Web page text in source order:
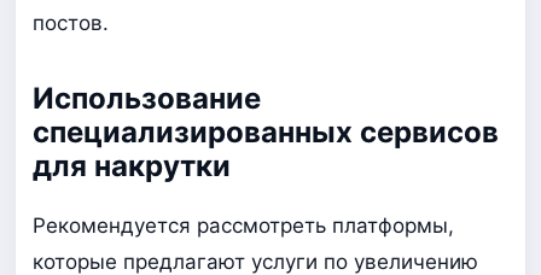
постов.
Использование
специализированных сервисов
для накрутки
Рекомендуется рассмотреть платформы,
которые предлагают услуги по увеличению